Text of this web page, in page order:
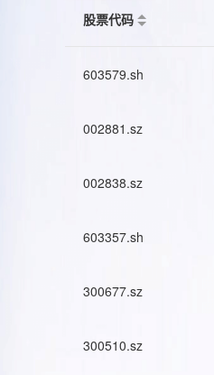
股票代码
603579.sh
002881.sz
002838.sz
603357.sh
300677.sz
300510.sz